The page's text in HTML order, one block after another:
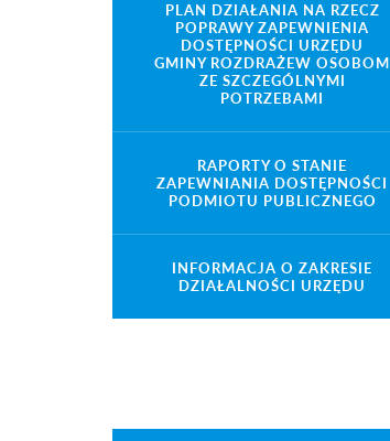
PLAN DZIAŁANIA NA RZECZ
POPRAWY ZAPEWNIENIA
DOSTĘPNOŚCI URZĘDU
GMINY ROZDRAŻEW OSOBOM
ZE SZCZEGÓLNYMI
POTRZEBAMI
RAPORTY O STANIE
ZAPEWNIANIA DOSTĘPNOŚCI
PODMIOTU PUBLICZNEGO
INFORMACJA O ZAKRESIE
DZIAŁALNOŚCI URZĘDU